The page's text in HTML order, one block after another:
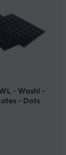
- Washi -
- Dots